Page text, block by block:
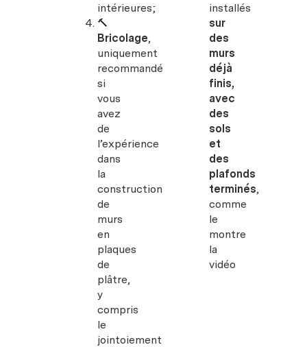
intérieures;
🔨
Bricolage,
uniquement
recommandé
si
vous
avez
de
l’expérience
dans
la
construction
de
murs
en
plaques
de
plâtre,
y
compris
le
jointoiement
installés
sur
des
murs
déjà
finis,
avec
des
sols
et
des
plafonds
terminés,
comme
le
montre
la
vidéo